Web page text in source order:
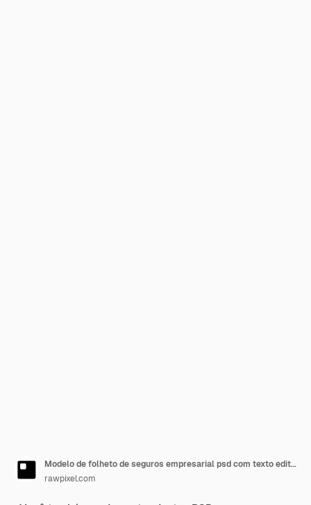
Modelo de folheto de seguros empresarial psd com texto editável
rawpixel.com